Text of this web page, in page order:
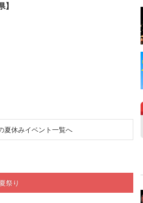
夏休みイベント一覧へ
祭り